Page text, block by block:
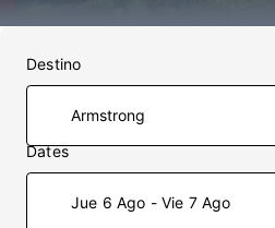
Destino
Dates
Jue 6 Ago - Vie 7 Ago